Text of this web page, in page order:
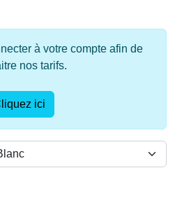
à votre compte afin de
nos tarifs.
ici